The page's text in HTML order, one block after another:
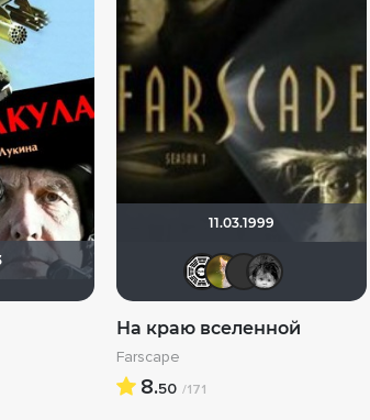
11.03.1999
На краю вселенной
Farscape
8.50 /171